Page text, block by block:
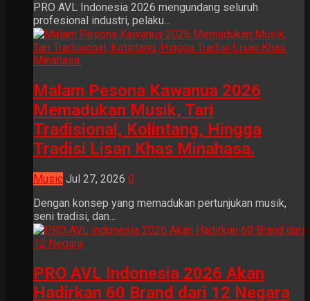
PRO AVL Indonesia 2026 mengundang seluruh
profesional industri, pelaku...
Malam Pesona Kawanua 2026
Memadukan Musik, Tari
Tradisional, Kolintang, Hingga
Tradisi Lisan Khas Minahasa.
Music Jul 27, 2026 0
Dengan konsep yang memadukan pertunjukan musik,
seni tradisi, dan...
PRO AVL Indonesia 2026 Akan
Hadirkan 60 Brand dari 12 Negara